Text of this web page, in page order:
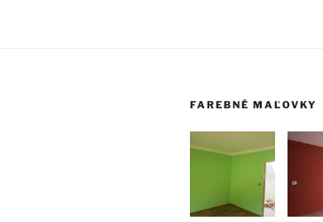
FAREBNÉ MAĽOVKY